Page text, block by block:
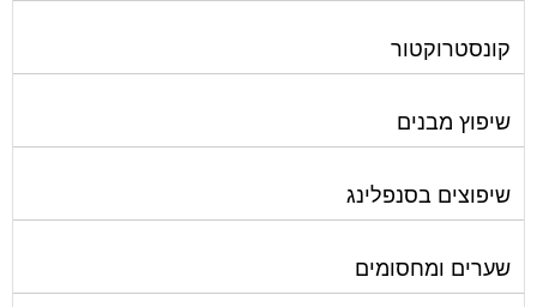
קונסטרוקטור
שיפוץ מבנים
שיפוצים בסנפלינג
שערים ומחסומים